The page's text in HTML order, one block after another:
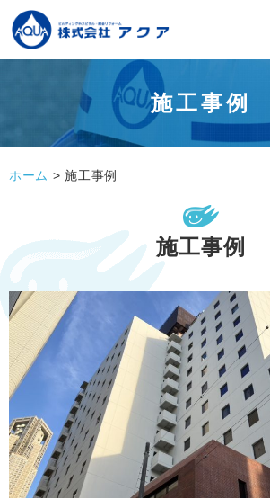
施工事例
ホーム >施工事例
施工事例